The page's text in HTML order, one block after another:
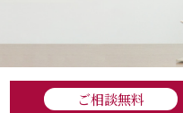
ご相談無料